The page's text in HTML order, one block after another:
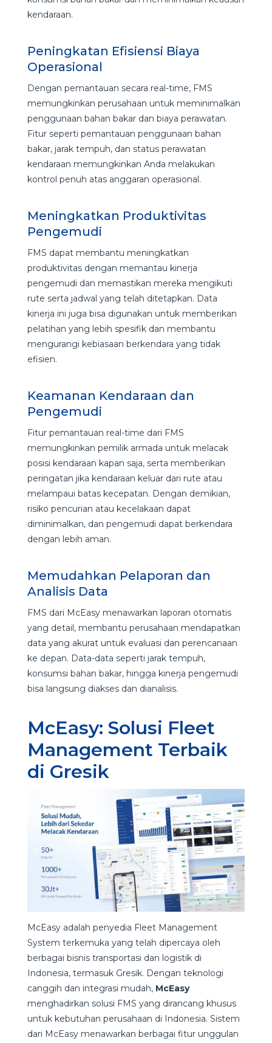
kendaraan.
Peningkatan Efisiensi Biaya
Operasional
Dengan pemantauan secara real-time, FMS
memungkinkan perusahaan untuk meminimalkan
penggunaan bahan bakar dan biaya perawatan.
Fitur seperti pemantauan penggunaan bahan
bakar, jarak tempuh, dan status perawatan
kendaraan memungkinkan Anda melakukan
kontrol penuh atas anggaran operasional.
Meningkatkan Produktivitas
Pengemudi
FMS dapat membantu meningkatkan
produktivitas dengan memantau kinerja
pengemudi dan memastikan mereka mengikuti
rute serta jadwal yang telah ditetapkan. Data
kinerja ini juga bisa digunakan untuk memberikan
pelatihan yang lebih spesifik dan membantu
mengurangi kebiasaan berkendara yang tidak
efisien.
Keamanan Kendaraan dan
Pengemudi
Fitur pemantauan real-time dari FMS
memungkinkan pemilik armada untuk melacak
posisi kendaraan kapan saja, serta memberikan
peringatan jika kendaraan keluar dari rute atau
melampaui batas kecepatan. Dengan demikian,
risiko pencurian atau kecelakaan dapat
diminimalkan, dan pengemudi dapat berkendara
dengan lebih aman.
Memudahkan Pelaporan dan
Analisis Data
FMS dari McEasy menawarkan laporan otomatis
yang detail, membantu perusahaan mendapatkan
data yang akurat untuk evaluasi dan perencanaan
ke depan. Data-data seperti jarak tempuh,
konsumsi bahan bakar, hingga kinerja pengemudi
bisa langsung diakses dan dianalisis.
McEasy: Solusi Fleet
Management Terbaik
di Gresik
McEasy adalah penyedia Fleet Management
System terkemuka yang telah dipercaya oleh
berbagai bisnis transportasi dan logistik di
Indonesia, termasuk Gresik. Dengan teknologi
canggih dan integrasi mudah, McEasy
menghadirkan solusi FMS yang dirancang khusus
untuk kebutuhan perusahaan di Indonesia. Sistem
dari McEasy menawarkan berbagai fitur unggulan